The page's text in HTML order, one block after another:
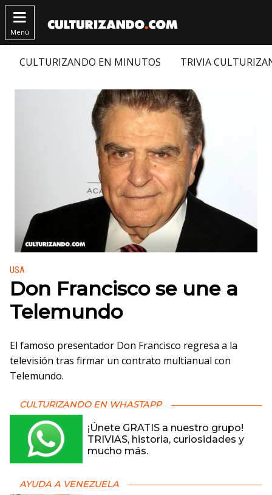

Menú
CULTURIZANDO EN MINUTOS TRIVIA
Publicado en:
USA
Don Francisco se une a
Telemundo
El famoso presentador Don Francisco regresa a la
televisión tras firmar un contrato multianual con
Telemundo.
CULTURIZANDO EN WHASTAPP
¡Únete GRATIS a nuestro grupo!
TRIVIAS, historia, curiosidades y
mucho más.
AYUDA A VENEZUELA